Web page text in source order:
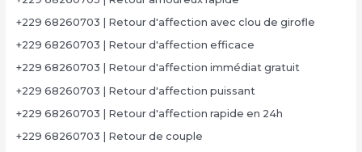
+229 68260703 | Retour d'affection avec clou de girofle
+229 68260703 | Retour d'affection efficace
+229 68260703 | Retour d'affection immédiat gratuit
+229 68260703 | Retour d'affection puissant
+229 68260703 | Retour d'affection rapide en 24h
+229 68260703 | Retour de couple